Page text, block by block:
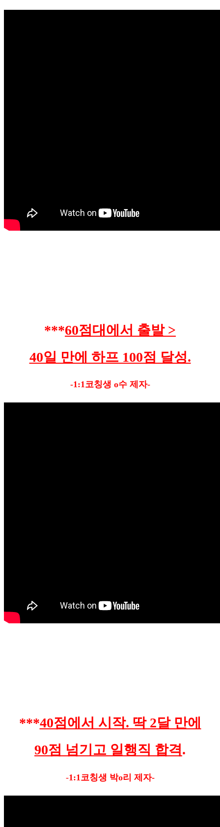
***60점대에서 출발 >
40일 만에 하프 100점 달성.
-1:1코칭생 o수 제자-
***40점에서 시작. 딱 2달 만에
90점 넘기고 일행직 합격.
-1:1코칭생 박o리 제자-